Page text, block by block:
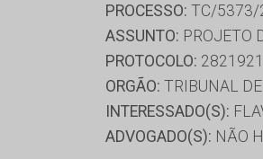
PROCESSO: TC/5373/
ASSUNTO: PROJETO
PROTOCOLO: 2821921
ORGÃO: TRIBUNAL
INTERESSADO(S):
ADVOGADO(S): NÃO